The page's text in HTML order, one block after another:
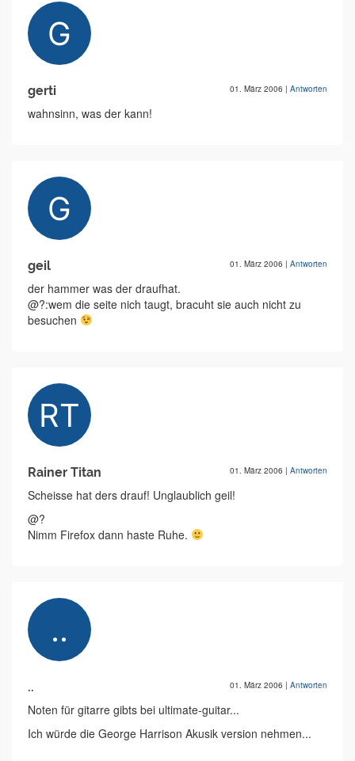
gerti 01. März 2006 | Antworten
wahnsinn, was der kann!
geil 01. März 2006 | Antworten
der hammer was der draufhat.
@?:wem die seite nich taugt, bracuht sie auch nicht zu
besuchen
Rainer Titan 01. März 2006 | Antworten
Scheisse hat ders drauf! Unglaublich geil!
@?
Nimm Firefox dann haste Ruhe.
.. 01. März 2006 | Antworten
Noten für gitarre gibts bei ultimate-guitar...
Ich würde die George Harrison Akusik version nehmen...